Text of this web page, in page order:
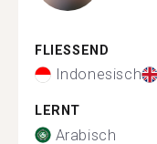
FLIESSEND
Indonesisch
LERNT
Arabisch